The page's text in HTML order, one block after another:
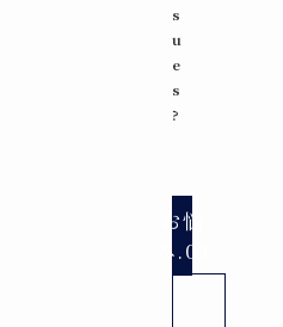
s
u
e
s
?
お悩
み.01